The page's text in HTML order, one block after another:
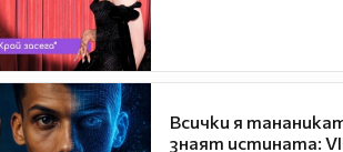
Всички я
знаят истината: